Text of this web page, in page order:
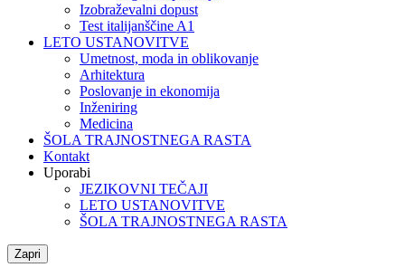
Izobraževalni dopust
Test italijanščine A1
LETO USTANOVITVE
Umetnost, moda in oblikovanje
Arhitektura
Poslovanje in ekonomija
Inženiring
Medicina
ŠOLA TRAJNOSTNEGA RASTA
Kontakt
Uporabi
JEZIKOVNI TEČAJI
LETO USTANOVITVE
ŠOLA TRAJNOSTNEGA RASTA
Zapri